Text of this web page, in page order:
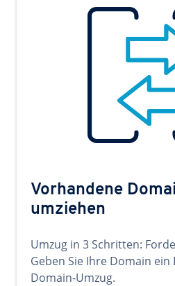
Vorhandene
umziehen
Umzug in 3 Schritten:
Geben Sie Ihre Domain ein
Domain-Umzug.